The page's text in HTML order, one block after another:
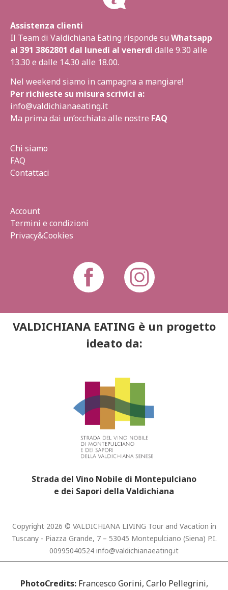
Assistenza clienti
Il Team di Valdichiana Eating risponde su Whatsapp
al 391 3862801 dal lunedì al venerdì dalle 9.30 alle
13.30 e dalle 14.30 alle 18.00.
Nel weekend siamo in campagna a mangiare!
Per richieste su misura scrivici a:
info@valdichianaeating.it
Ma prima dai un’occhiata alle nostre FAQ
Chi siamo
FAQ
Contattaci
Account
Termini e condizioni
Privacy&Cookies
VALDICHIANA EATING è un progetto
ideato da:
Strada del Vino Nobile di Montepulciano
e dei Sapori della Valdichiana
Copyright 2026 © VALDICHIANA LIVING Tour and Vacation in
Tuscany - Piazza Grande, 7 – 53045 Montepulciano (Siena) P.I.
00995040524 info@valdichianaeating.it
PhotoCredits: Francesco Gorini, Carlo Pellegrini,